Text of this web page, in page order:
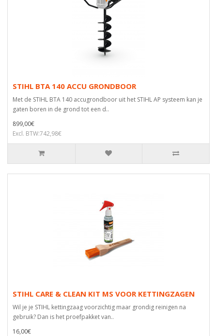
STIHL BTA 140 ACCU GRONDBOOR
Met de STIHL BTA 140 accugrondboor uit het STIHL AP systeem kan je
gaten boren in de grond tot een d..
899,00€
Excl. BTW:742,98€
STIHL CARE & CLEAN KIT MS VOOR KETTINGZAGEN
Wil je je STIHL kettingzaag voorzichtig maar grondig reinigen na
gebruik? Dan is het proefpakket van..
16,00€